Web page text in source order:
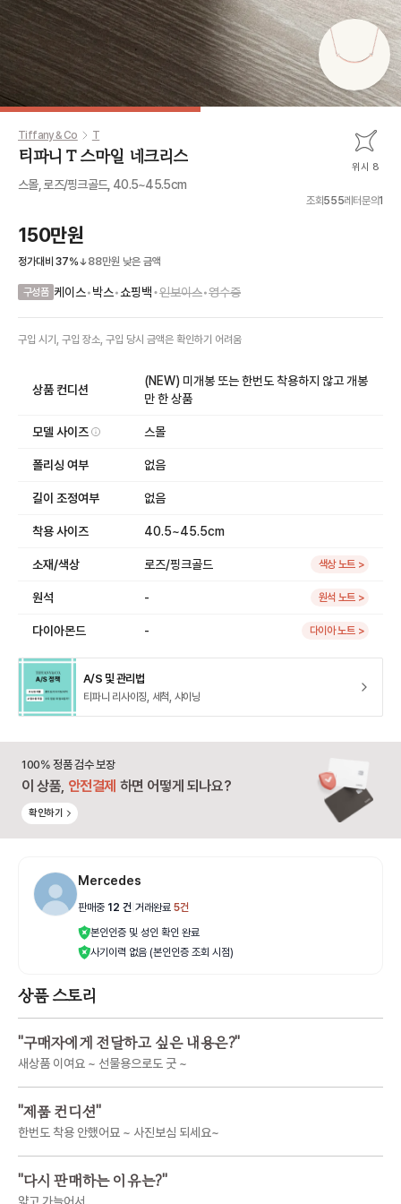
Tiffany & Co T
티파니 T 스마일 네크리스 위시 8
스몰, 로즈/핑크골드, 40.5~45.5cm
조회555레터문의1
150만원
정가대비 37% 88만원 낮은 금액
구성품 케이스•박스•쇼핑백•인보이스•영수증
구입 시기, 구입 장소, 구입 당시 금액은 확인하기 어려움
상품 컨디션
(NEW) 미개봉 또는 한번도 착용하지 않고 개봉
만 한 상품
모델 사이즈 스몰
폴리싱 여부 없음
길이 조정여부 없음
착용 사이즈 40.5~45.5cm
소재/색상 로즈/핑크골드 색상 노트 >
원석 - 원석 노트 >
다이아몬드 - 다이아 노트 >
A/S 및 관리법
티파니 리사이징, 세척, 샤이닝
100% 정품 검수 보장
이 상품, 안전결제 하면 어떻게 되나요?
확인하기
Mercedes
판매중 12 건 거래완료 5건
본인인증 및 성인 확인 완료
사기이력 없음 (본인인증 조회 시점)
상품 스토리
"구매자에게 전달하고 싶은 내용은?"
새상품 이여요 ~ 선물용으로도 굿 ~
"제품 컨디션"
한번도 착용 안했어묘 ~ 사진보심 되세요~
"다시 판매하는 이유는?"